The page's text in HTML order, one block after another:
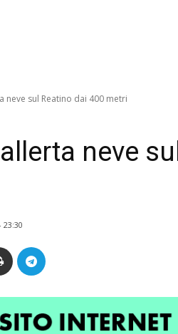
neve sul Reatino dai 400 metri
neve
23:30